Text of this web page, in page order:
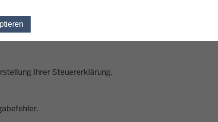
Sie direkt in Ihre Steuererklärung übertragen.
Ihrer Steuererklärung.